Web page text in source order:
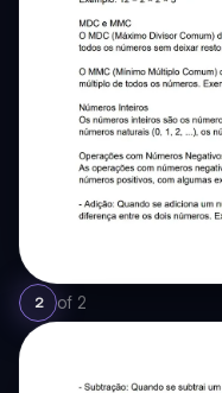
2 of 2